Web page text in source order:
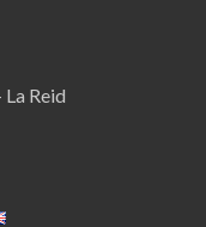
Reid